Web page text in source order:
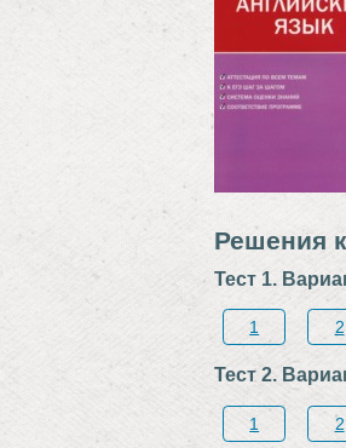
Решения
Тест 1.
1 2
Тест 2.
1 2